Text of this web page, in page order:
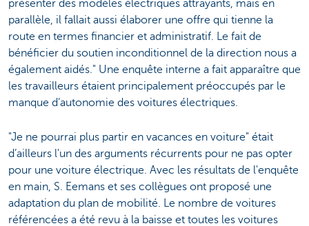
présenter des modèles électriques attrayants, mais en
parallèle, il fallait aussi élaborer une offre qui tienne la
route en termes financier et administratif. Le fait de
bénéficier du soutien inconditionnel de la direction nous a
également aidés." Une enquête interne a fait apparaître que
les travailleurs étaient principalement préoccupés par le
manque d’autonomie des voitures électriques.
"Je ne pourrai plus partir en vacances en voiture" était
d’ailleurs l'un des arguments récurrents pour ne pas opter
pour une voiture électrique. Avec les résultats de l'enquête
en main, S. Eemans et ses collègues ont proposé une
adaptation du plan de mobilité. Le nombre de voitures
référencées a été revu à la baisse et toutes les voitures